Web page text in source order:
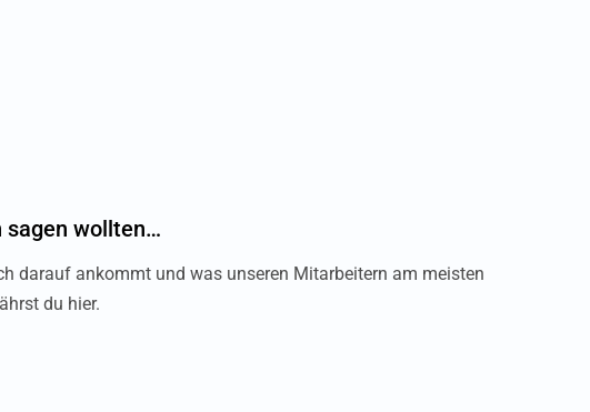
sagen wollten…
darauf ankommt und was unseren Mitarbeitern am meisten
du hier.